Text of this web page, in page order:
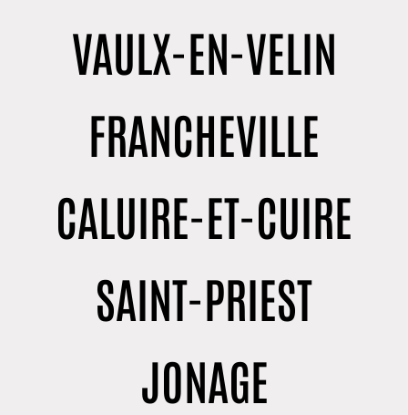
VAULX-EN-VELIN
FRANCHEVILLE
CALUIRE-ET-CUIRE
SAINT-PRIEST
JONAGE